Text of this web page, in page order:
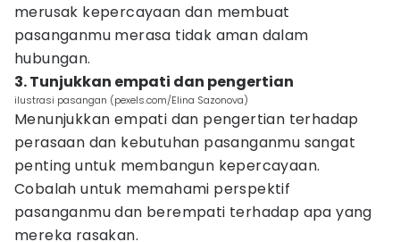
merusak kepercayaan dan membuat
pasanganmu merasa tidak aman dalam
hubungan.
3. Tunjukkan empati dan pengertian
ilustrasi pasangan (pexels.com/Elina Sazonova)
Menunjukkan empati dan pengertian terhadap
perasaan dan kebutuhan pasanganmu sangat
penting untuk membangun kepercayaan.
Cobalah untuk memahami perspektif
pasanganmu dan berempati terhadap apa yang
mereka rasakan.